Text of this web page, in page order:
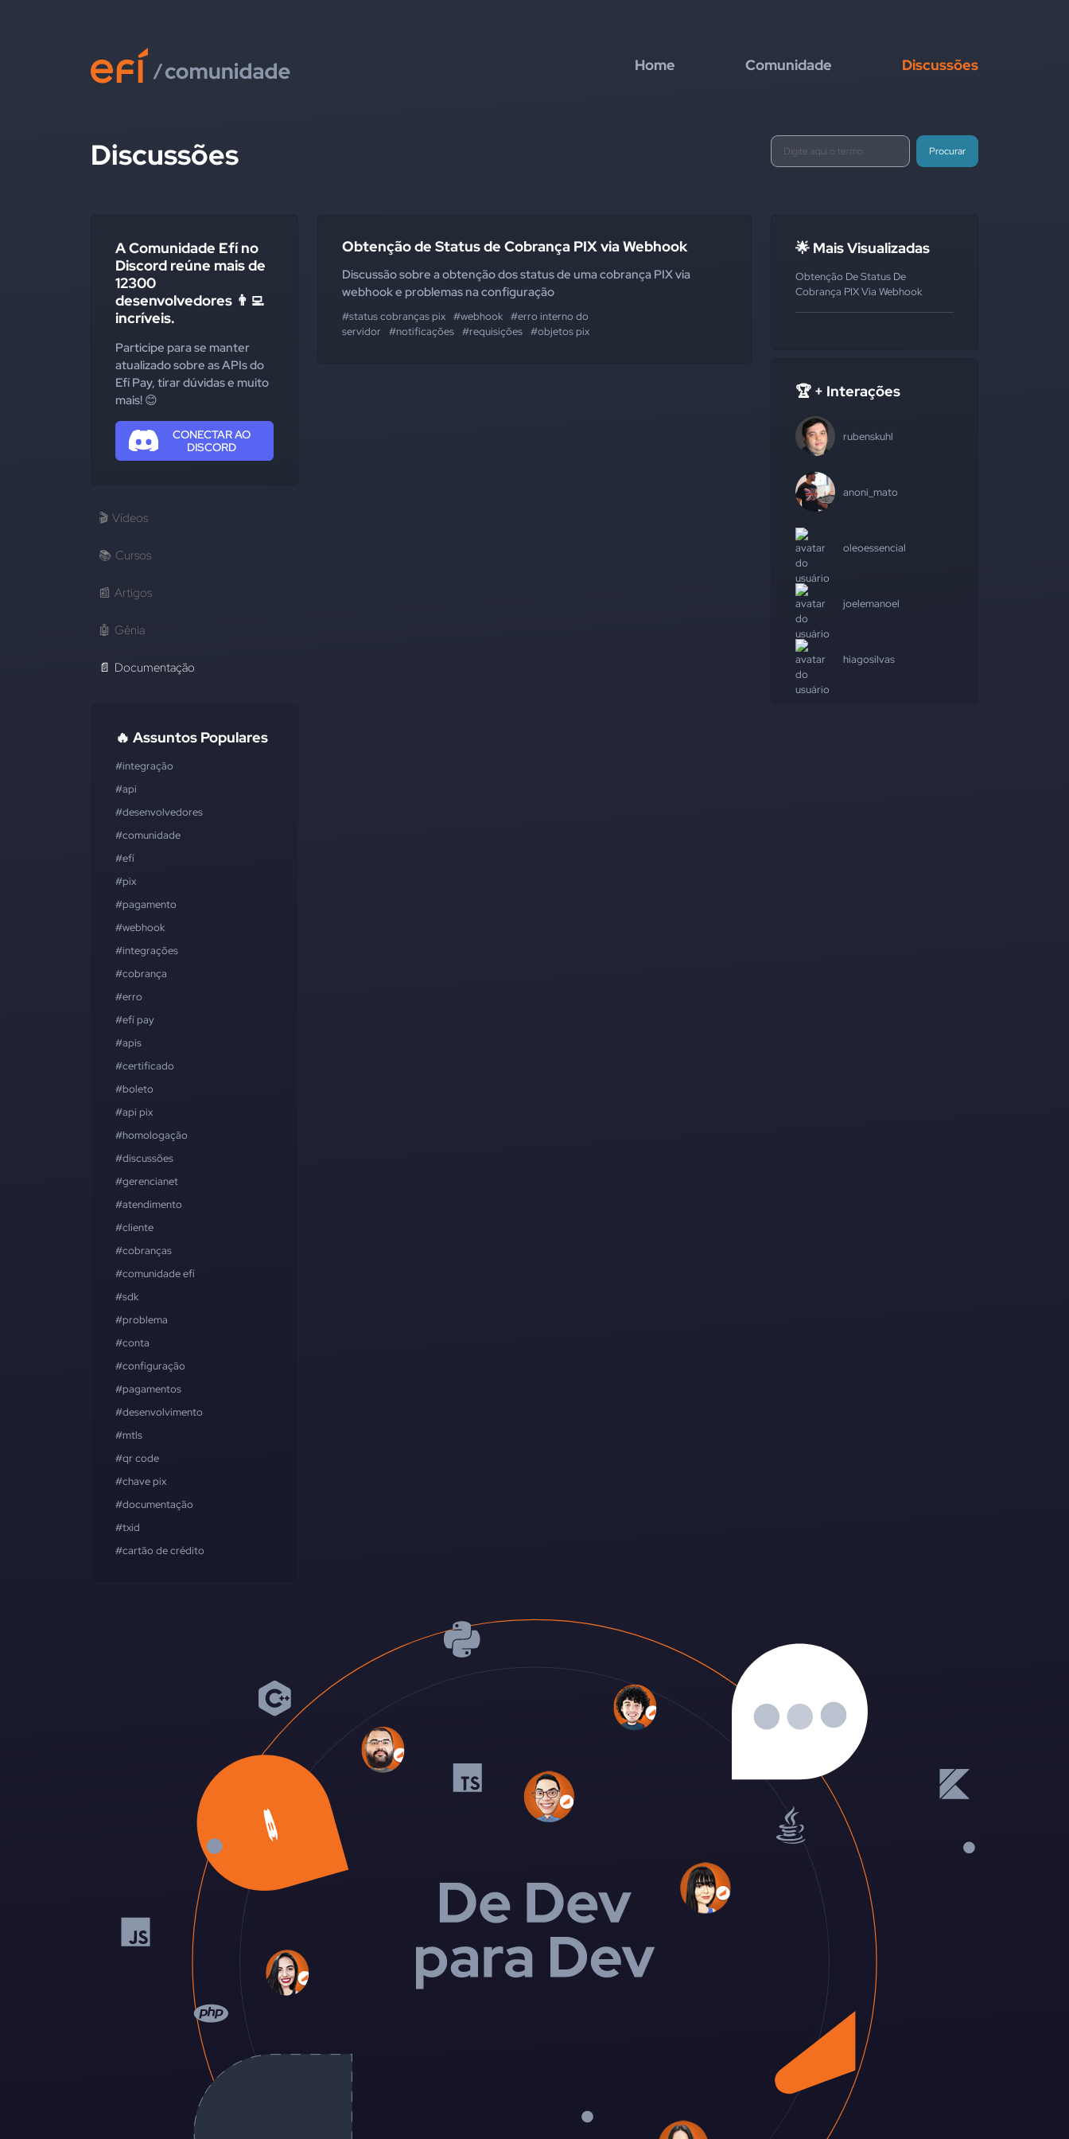
Home Comunidade Discussões
Discussões Procurar
A Comunidade Efí no
Discord reúne mais de
12300
desenvolvedores 👨‍💻
incríveis.
Participe para se manter
atualizado sobre as APIs do
Efí Pay, tirar dúvidas e muito
mais! 😊
CONECTAR AO
DISCORD
🎬 Vídeos
📚 Cursos
📰 Artigos
🤖 Gênia
📄 Documentação
🔥 Assuntos Populares
#integração
#api
#desenvolvedores
#comunidade
#efí
#pix
#pagamento
#webhook
#integrações
#cobrança
#erro
#efí pay
#apis
#certificado
#boleto
#api pix
#homologação
#discussões
#gerencianet
#atendimento
#cliente
#cobranças
#comunidade efí
#sdk
#problema
#conta
#configuração
#pagamentos
#desenvolvimento
#mtls
#qr code
#chave pix
#documentação
#txid
#cartão de crédito
Obtenção de Status de Cobrança PIX via Webhook
Discussão sobre a obtenção dos status de uma cobrança PIX via
webhook e problemas na configuração
#status cobranças pix #webhook #erro interno do
servidor
#notificações #requisições #objetos pix
🌟 Mais Visualizadas
Obtenção De Status De
Cobrança PIX Via Webhook
🏆 + Interações
rubenskuhl
anoni_mato
oleoessencial
joelemanoel
hiagosilvas